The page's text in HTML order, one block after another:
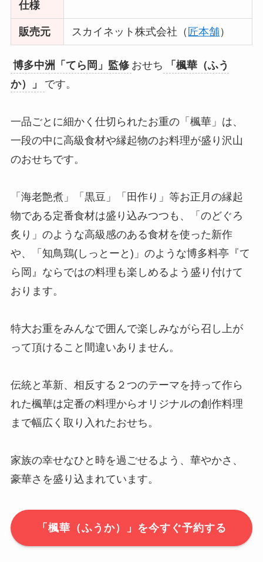
仕様
販売元 スカイネット株式会社（ 匠本舗）
博多中洲「てら岡」監修 おせち
「楓華（ふう
か）」
です。
一品ごとに細かく仕切られたお重の「楓華」は、
一段の中に高級食材や縁起物のお料理が盛り沢山
のおせちです。
「海老艶煮」「黒豆」「田作り」等お正月の縁起
物である定番食材は盛り込みつつも、「のどぐろ
炙り」のような高級感のある食材を使った新作
や、「知鳥鶏(しっとーと)」のような博多料亭『て
ら岡』ならではの料理も楽しめるよう盛り付けて
おります。
特大お重をみんなで囲んで楽しみながら召し上が
って頂けること間違いありません。
伝統と革新、相反する２つのテーマを持って作ら
れた楓華は定番の料理からオリジナルの創作料理
まで幅広く取り入れたおせち。
家族の幸せなひと時を過ごせるよう、華やかさ、
豪華さを盛り込まれています。
「楓華（ふうか）」を今すぐ予約する